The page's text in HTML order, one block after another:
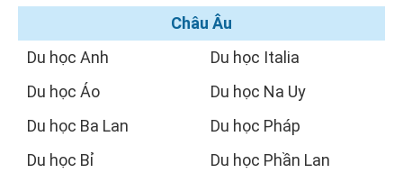
Châu Âu
Du học Anh
Du học Áo
Du học Ba Lan
Du học Bỉ
Du học Italia
Du học Na Uy
Du học Pháp
Du học Phần Lan